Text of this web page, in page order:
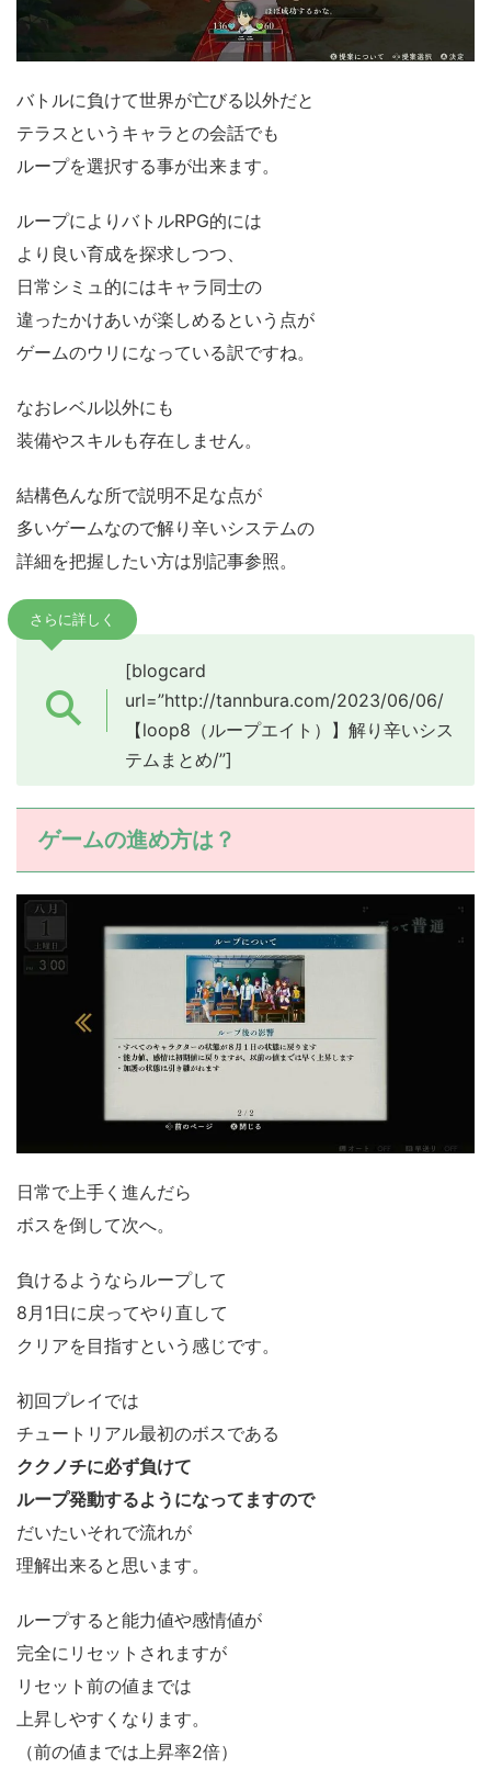
バトルに負けて世界が亡びる以外だと
テラスというキャラとの会話でも
ループを選択する事が出来ます。
ループによりバトルRPG的には
より良い育成を探求しつつ、
日常シミュ的にはキャラ同士の
違ったかけあいが楽しめるという点が
ゲームのウリになっている訳ですね。
なおレベル以外にも
装備やスキルも存在しません。
結構色んな所で説明不足な点が
多いゲームなので解り辛いシステムの
詳細を把握したい方は別記事参照。
さらに詳しく
[blogcard
url=”http://tannbura.com/2023/06/06/
【loop8（ループエイト）】解り辛いシス
テムまとめ/”]
ゲームの進め方は？
日常で上手く進んだら
ボスを倒して次へ。
負けるようならループして
8月1日に戻ってやり直して
クリアを目指すという感じです。
初回プレイでは
チュートリアル最初のボスである
ククノチに必ず負けて
ループ発動するようになってますので
だいたいそれで流れが
理解出来ると思います。
ループすると能力値や感情値が
完全にリセットされますが
リセット前の値までは
上昇しやすくなります。
（前の値までは上昇率2倍）